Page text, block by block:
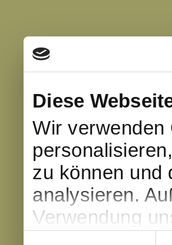
Diese
Wir verwenden
zu können und
analysieren.
Verwendung